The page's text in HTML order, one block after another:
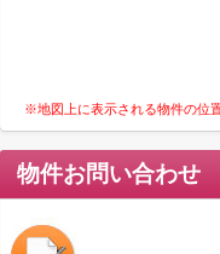
※地図上に表示される物件の位
物件お問い合わせ